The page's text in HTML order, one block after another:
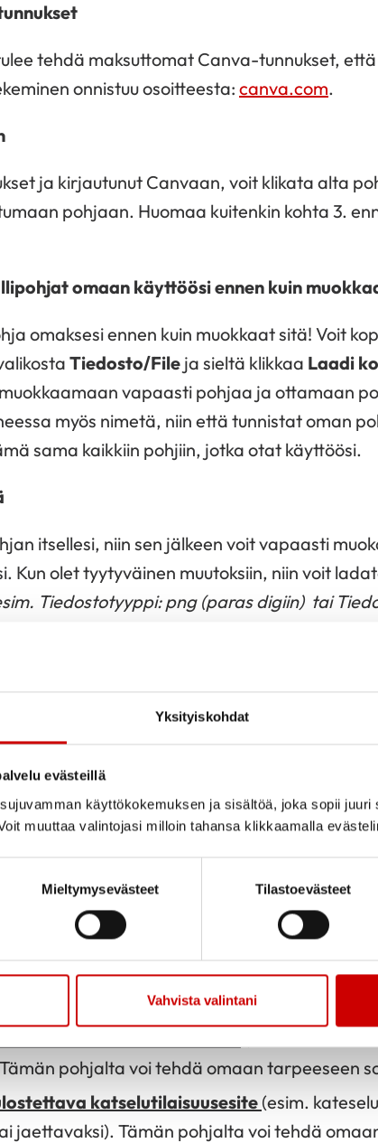
Yksityiskohdat
evästeillä
käyttökokemuksen ja sisältöä, joka sopii juuri
muuttaa valintojasi milloin tahansa klikkaamalla
Mieltymysevästeet Tilastoevästeet
Vahvista valintani
tehdä maksuttomat Canva-tunnukset,
onnistuu osoitteesta: canva.com.
ja kirjautunut Canvaan, voit klikata alta
pohjaan. Huomaa kuitenkin kohta 3.
omaan käyttöösi ennen kuin
omaksesi ennen kuin muokkaat sitä! Voit
Tiedosto/File ja sieltä klikkaa Laadi
vapaasti pohjaa ja ottamaan
myös nimetä, niin että tunnistat oman
sama kaikkiin pohjiin, jotka otat käyttöösi.
itsellesi, niin sen jälkeen voit vapaasti
Kun olet tyytyväinen muutoksiin, niin voit
Tiedostotyyppi: png (paras digiin) tai
koko 1080×1350(suositeltu kuvakoko
1080×1080(suositeltu kuvakoko Facebook,
sopivat Sydänliiton Canva-mallipohjat:
pohjalta voi tehdä omaan tarpeeseen
katselutilaisuusesite(esim.
jaettavaksi). Tämän pohjalta voi tehdä